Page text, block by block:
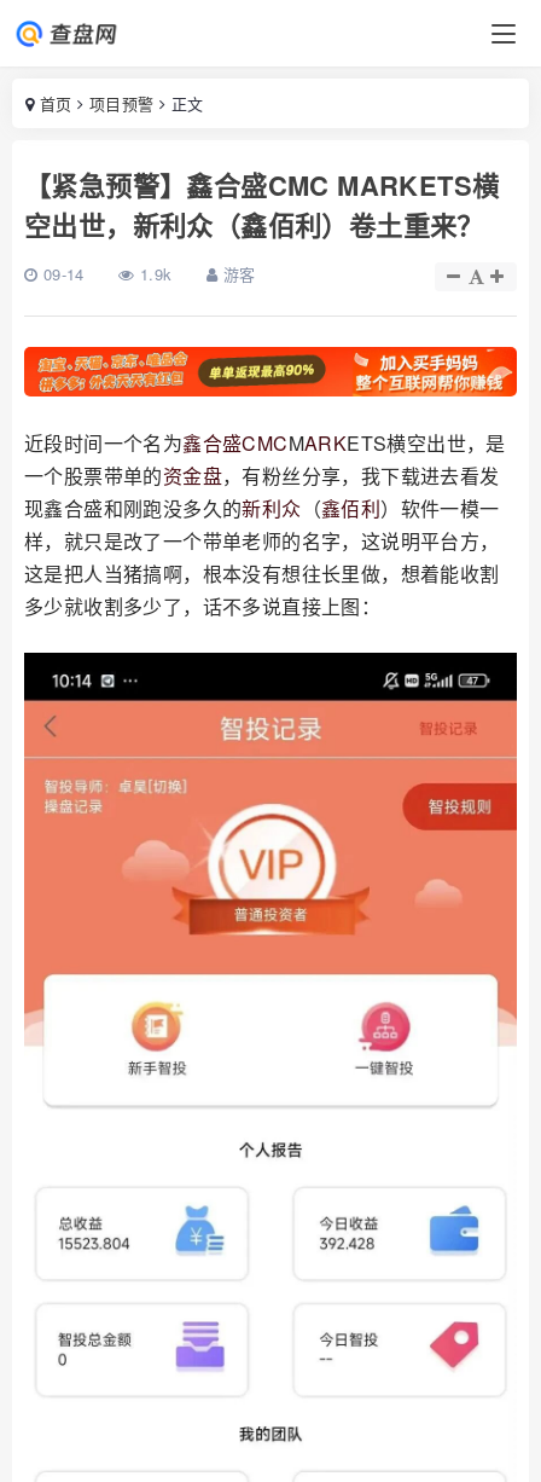
首页 项目预警 正文
【紧急预警】鑫合盛CMC MARKETS横
空出世，新利众（鑫佰利）卷土重来？
09-14 1.9k 游客
近段时间一个名为鑫合盛CMCMARKETS横空出世，是
一个股票带单的资金盘，有粉丝分享，我下载进去看发
现鑫合盛和刚跑没多久的新利众 （鑫佰利）软件一模一
样，就只是改了一个带单老师的名字，这说明平台方，
这是把人当猪搞啊，根本没有想往长里做，想着能收割
多少就收割多少了，话不多说直接上图：